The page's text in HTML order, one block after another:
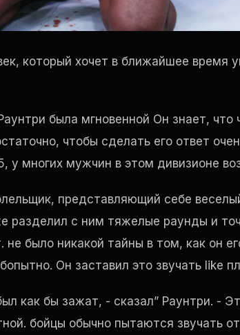
который хочет в ближайшее время
была мгновенной Он знает, что
чтобы сделать его ответ
у многих мужчин в этом дивизионе
представляющий себе
разделил с ним тяжелые раунды и
было никакой тайны в том, как он
Он заставил это звучать like
как бы зажат, - сказал” Раунтри. -
бойцы обычно пытаются звучать